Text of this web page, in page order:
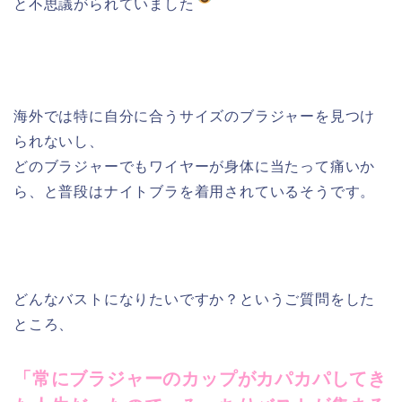
と不思議がられていました
海外では特に自分に合うサイズのブラジャーを見つけ
られないし、
どのブラジャーでもワイヤーが身体に当たって痛いか
ら、と普段はナイトブラを着用されているそうです。
どんなバストになりたいですか？というご質問をした
ところ、
「常にブラジャーのカップがカパカパしてき